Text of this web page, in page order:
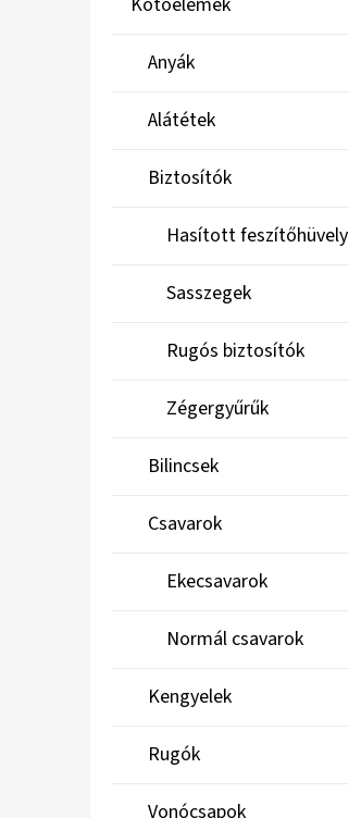
Anyák
Alátétek
Biztosítók
Hasított feszítőhüvely
Sasszegek
Rugós biztosítók
Zégergyűrűk
Bilincsek
Csavarok
Ekecsavarok
Normál csavarok
Kengyelek
Rugók
Vonócsapok